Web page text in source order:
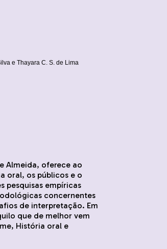
e Thayara C. S. de Lima
Almeida, oferece ao
oral, os públicos e o
pesquisas empíricas
concernentes
de interpretação. Em
que de melhor vem
História oral e